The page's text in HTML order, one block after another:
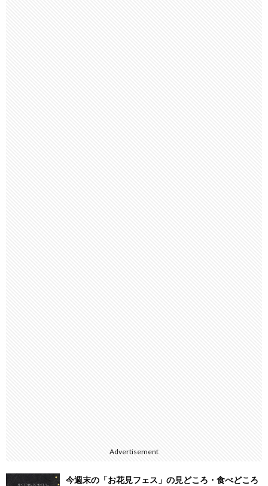
Advertisement
今週末の「お花見フェス」の見どころ・食べどころ